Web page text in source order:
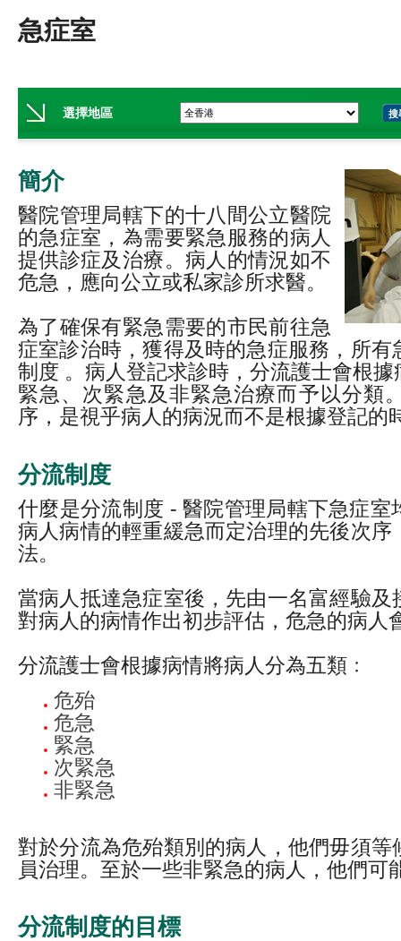
急症室
選擇地區 搜
簡介
醫院管理局轄下的十八間公立醫院
的急症室，為需要緊急服務的病人
提供診症及治療。病人的情況如不
危急，應向公立或私家診所求醫。
為了確保有緊急需要的市民前往急
症室診治時，獲得及時的急症服務，所有
制度 。病人登記求診時，分流護士會根
緊急、次緊急及非緊急治療而予以分類
序，是視乎病人的病況而不是根據登記的
分流制度
什麼是分流制度 - 醫院管理局轄下急症室
病人病情的輕重緩急而定治理的先後次序
法。
當病人抵達急症室後，先由一名富經驗及
對病人的病情作出初步評估，危急的病人
分流護士會根據病情將病人分為五類﹕
危殆
危急
緊急
次緊急
非緊急
對於分流為危殆類別的病人，他們毋須等
員治理。至於一些非緊急的病人，他們可
分流制度的目標